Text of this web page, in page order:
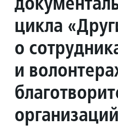
цикла
о
и
организаций